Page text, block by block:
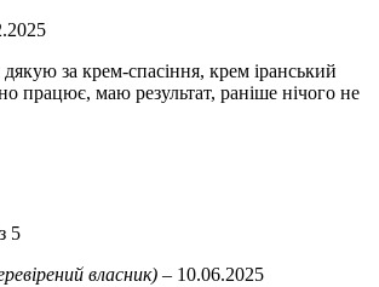
дякую за крем-спасіння, крем іранський
працює, маю результат, раніше нічого не
з 5
власник) – 10.06.2025